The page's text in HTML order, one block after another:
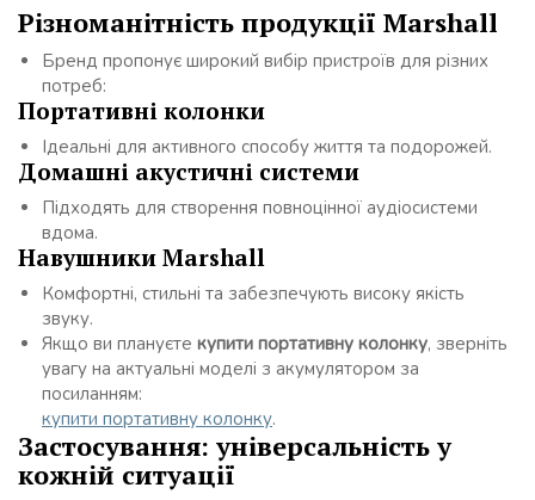
Різноманітність продукції Marshall
Бренд пропонує широкий вибір пристроїв для різних
потреб:
Портативні колонки
Ідеальні для активного способу життя та подорожей.
Домашні акустичні системи
Підходять для створення повноцінної аудіосистеми
вдома.
Навушники Marshall
Комфортні, стильні та забезпечують високу якість
звуку.
Якщо ви плануєте купити портативну колонку, зверніть
увагу на актуальні моделі з акумулятором за
посиланням:
купити портативну колонку.
Застосування: універсальність у
кожній ситуації